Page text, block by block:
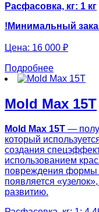
Расфасовка, кг: 1 кг
!Минимальный
Цена: 16 000 ₽
Подробнее
Mold Max 15T
Mold Max 15T —
который
создания
использованием
повреждения формы
появляется
развитию.